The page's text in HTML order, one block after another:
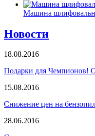
Машина
Новости
18.08.2016
Подарки для Чемпионов!
15.08.2016
Снижение цен на
28.06.2016